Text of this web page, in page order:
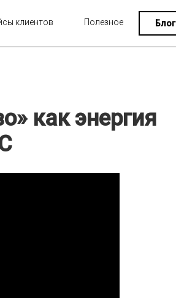
клиентов Полезное Блог
как энергия